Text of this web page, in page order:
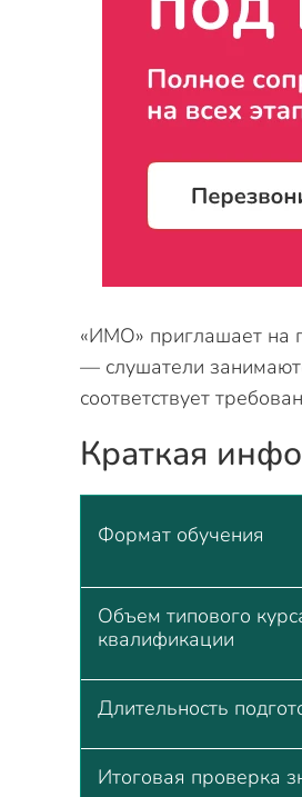
«ИМО» приглашает на
— слушатели
соответствует
Краткая
Формат обучения
Объем типового
квалификации
Длительность
Итоговая проверка